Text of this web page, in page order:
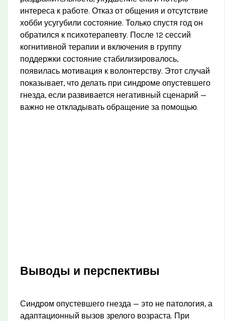
интереса к работе. Отказ от общения и отсутствие
хобби усугубили состояние. Только спустя год он
обратился к психотерапевту. После 12 сессий
когнитивной терапии и включения в группу
поддержки состояние стабилизировалось,
появилась мотивация к волонтерству. Этот случай
показывает, что делать при синдроме опустевшего
гнезда, если развивается негативный сценарий —
важно не откладывать обращение за помощью.
Выводы и перспективы
Синдром опустевшего гнезда — это не патология, а
адаптационный вызов зрелого возраста. При